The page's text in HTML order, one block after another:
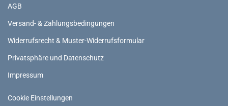
AGB
Versand- & Zahlungsbedingungen
Widerrufsrecht & Muster-Widerrufsformular
Privatsphäre und Datenschutz
Impressum
Cookie Einstellungen